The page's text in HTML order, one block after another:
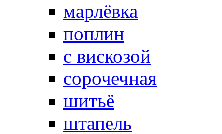
марлёвка
поплин
с вискозой
сорочечная
шитьё
штапель